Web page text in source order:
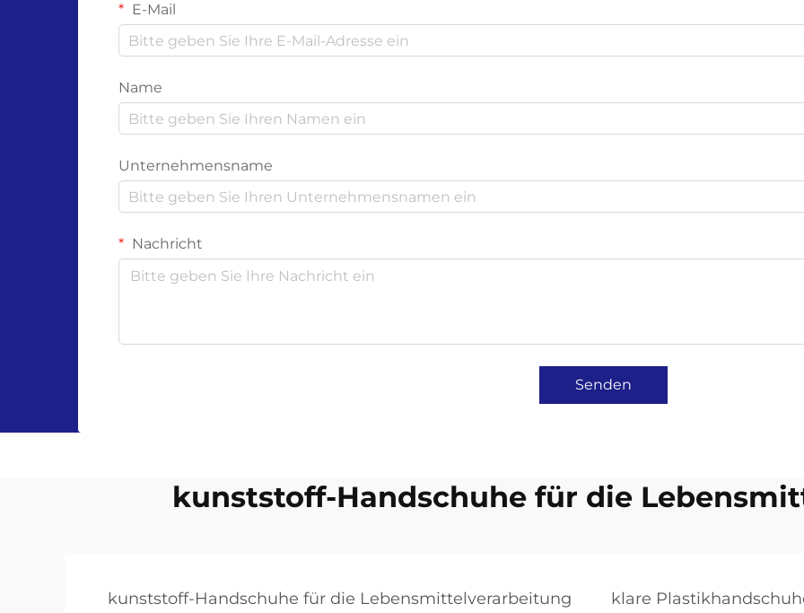
E-Mail
Name
Unternehmensname
Nachricht
Senden
kunststoff-Handschuhe für die
kunststoff-Handschuhe für die Lebensmittelverarbeitung klare